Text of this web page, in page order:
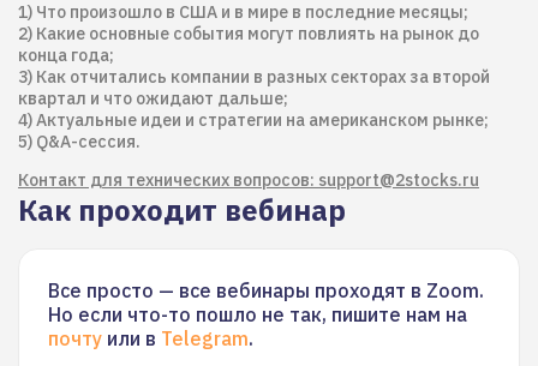
1) Что произошло в США и в мире в последние месяцы;
2) Какие основные события могут повлиять на рынок до
конца года;
3) Как отчитались компании в разных секторах за второй
квартал и что ожидают дальше;
4) Актуальные идеи и стратегии на американском рынке;
5) Q&A-сессия.
Контакт для технических вопросов: support@2stocks.ru
Как проходит вебинар
Все просто — все вебинары проходят в Zoom.
Но если что-то пошло не так, пишите нам на
почту или в Telegram.